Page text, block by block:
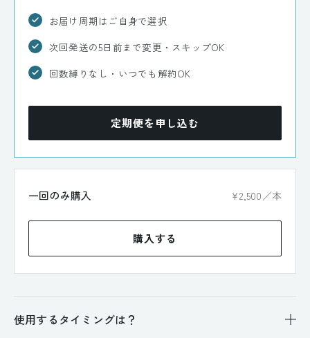
お届け周期はご自身で選択
次回発送の5日前まで変更・スキップOK
回数縛りなし・いつでも解約OK
定期便を申し込む
一回のみ購入 ¥2,500／本
購入する
使用するタイミングは？